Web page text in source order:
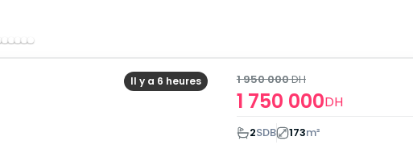
Il y a 6 heures
1 750 000DH
1 950 000DH
2SDB 173m²